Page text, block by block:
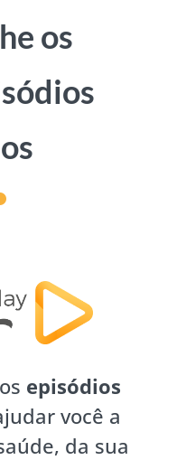
os
episódios
você a
da sua